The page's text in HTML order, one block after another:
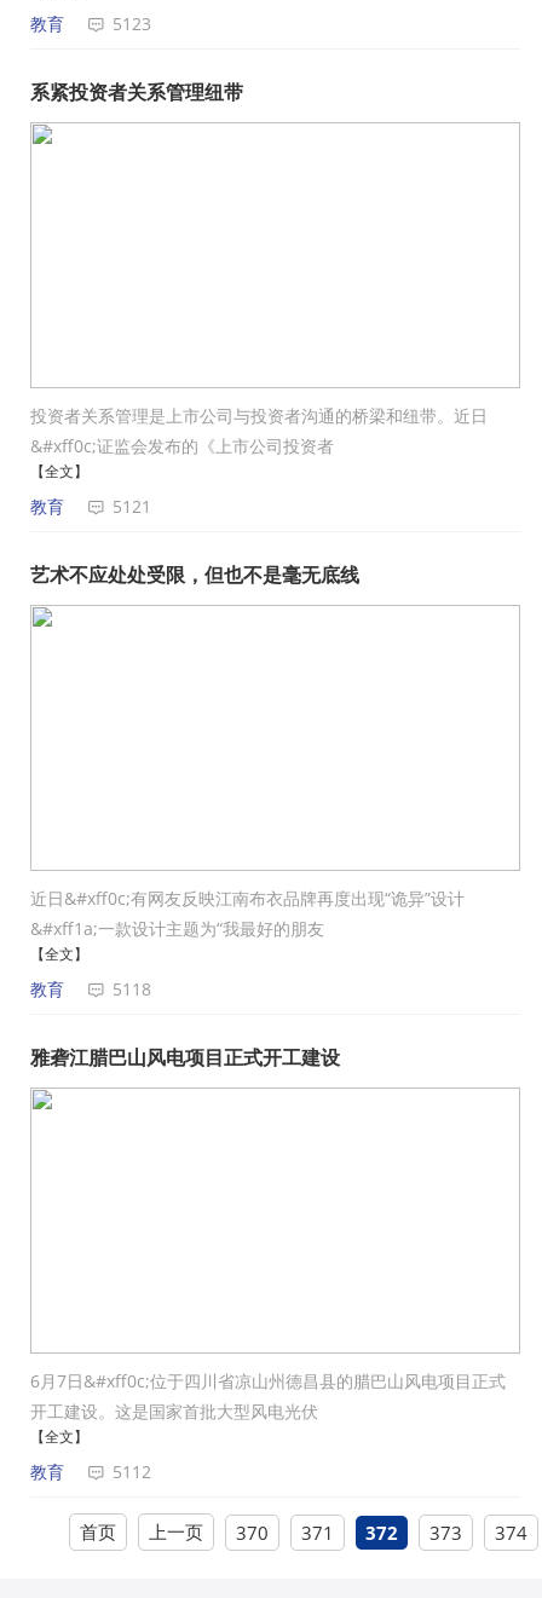
教育 5123
系紧投资者关系管理纽带
投资者关系管理是上市公司与投资者沟通的桥梁和纽带。近日
&#xff0c;证监会发布的《上市公司投资者
【全文】
教育 5121
艺术不应处处受限，但也不是毫无底线
近日&#xff0c;有网友反映江南布衣品牌再度出现“诡异”设计
&#xff1a;一款设计主题为“我最好的朋友
【全文】
教育 5118
雅砻江腊巴山风电项目正式开工建设
6月7日&#xff0c;位于四川省凉山州德昌县的腊巴山风电项目正式
开工建设。这是国家首批大型风电光伏
【全文】
教育 5112
首页 上一页 370 371 372 373 374